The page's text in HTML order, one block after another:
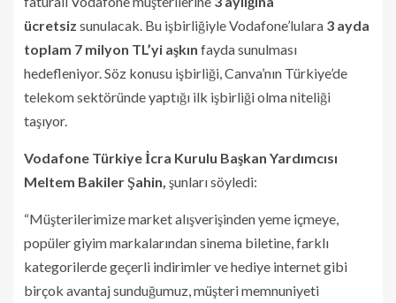
ücretsiz sunulacak. Bu işbirliğiyle Vodafone’lulara 3 ayda
toplam 7 milyon TL’yi aşkın fayda sunulması
hedefleniyor. Söz konusu işbirliği, Canva’nın Türkiye’de
telekom sektöründe yaptığı ilk işbirliği olma niteliği
taşıyor.
Vodafone Türkiye İcra Kurulu Başkan Yardımcısı
Meltem Bakiler Şahin, şunları söyledi:
“Müşterilerimize market alışverişinden yeme içmeye,
popüler giyim markalarından sinema biletine, farklı
kategorilerde geçerli indirimler ve hediye internet gibi
birçok avantaj sunduğumuz, müşteri memnuniyeti